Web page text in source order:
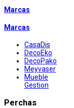
Marcas
Marcas
CasaDis
DecoEko
DecoPako
Meyvaser
Mueble
Gestion
Perchas